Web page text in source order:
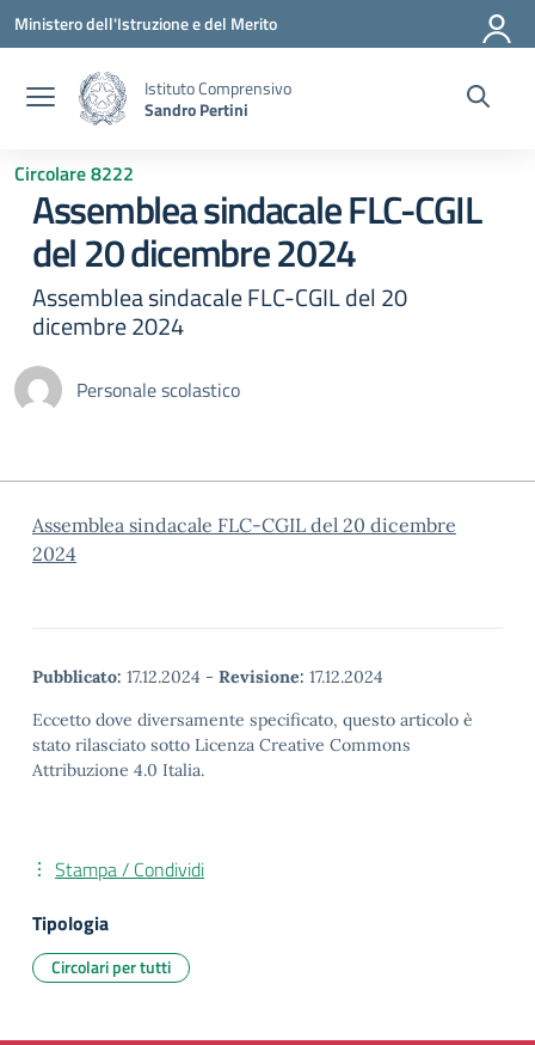
Vai ai contenuti
Vai al menu di navigazione
Vai al footer
Ministero dell'Istruzione e del Merito
Istituto Comprensivo
Sandro Pertini
Circolare 8222
Assemblea sindacale FLC-CGIL
del 20 dicembre 2024
Assemblea sindacale FLC-CGIL del 20
dicembre 2024
Personale scolastico
Assemblea sindacale FLC-CGIL del 20 dicembre
2024
Pubblicato: 17.12.2024 - Revisione: 17.12.2024
Eccetto dove diversamente specificato, questo articolo è
stato rilasciato sotto Licenza Creative Commons
Attribuzione 4.0 Italia.
Stampa / Condividi
Tipologia
Circolari per tutti